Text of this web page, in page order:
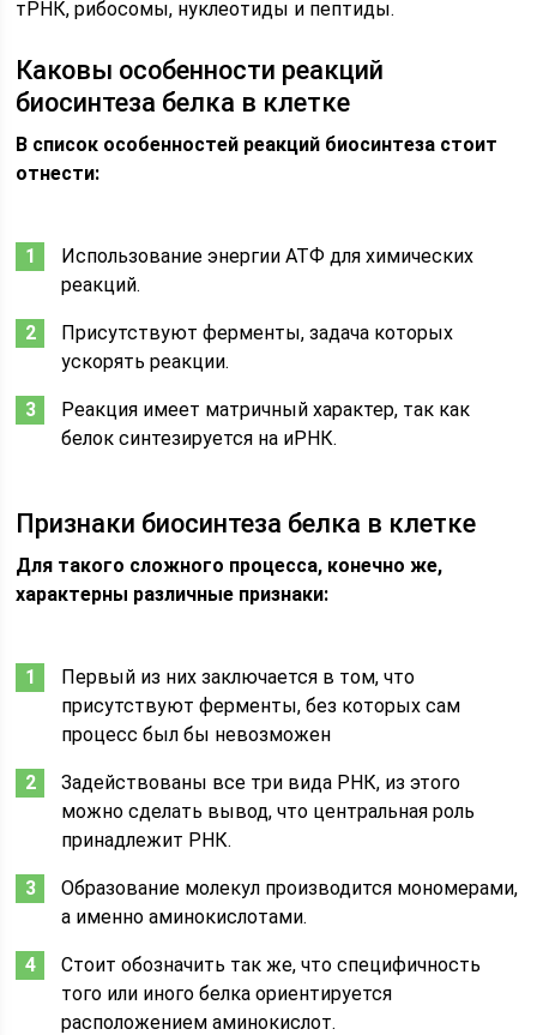
тРНК, рибосомы, нуклеотиды и пептиды.
Каковы особенности реакций
биосинтеза белка в клетке
В список особенностей реакций биосинтеза стоит
отнести:
Использование энергии АТФ для химических
реакций.
Присутствуют ферменты, задача которых
ускорять реакции.
Реакция имеет матричный характер, так как
белок синтезируется на иРНК.
Признаки биосинтеза белка в клетке
Для такого сложного процесса, конечно же,
характерны различные признаки:
Первый из них заключается в том, что
присутствуют ферменты, без которых сам
процесс был бы невозможен
Задействованы все три вида РНК, из этого
можно сделать вывод, что центральная роль
принадлежит РНК.
Образование молекул производится мономерами,
а именно аминокислотами.
Стоит обозначить так же, что специфичность
того или иного белка ориентируется
расположением аминокислот.